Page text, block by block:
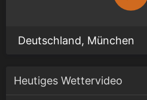
Deutschland, München
Heutiges Wettervideo